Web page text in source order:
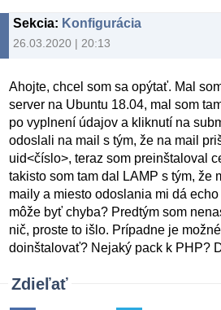
Sekcia: Konfigurácia
26.03.2020 | 20:13
Ahojte, chcel som sa opýtať. Mal
server na Ubuntu 18.04, mal som
po vyplnení údajov a kliknutí na
odoslali na mail s tým, že na mail
uid<číslo>, teraz som preinštaloval
takisto som tam dal LAMP s tým, že
maily a miesto odoslania mi dá
môže byť chyba? Predtým som
nič, proste to išlo. Prípadne je
doinštalovať? Nejaký pack k PHP?
Zdieľať